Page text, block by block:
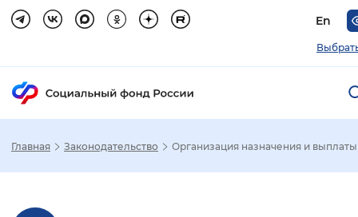
En
Главная Законодательство Организация назначения и